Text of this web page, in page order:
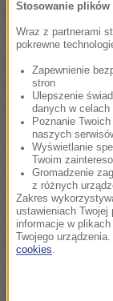
mózgu, efekty
dla gracza
natychmiast i
finansowe.
Mieliśmy
mózgu
ruchu, ale nie
autorka pracy,
Florida.
Stosowanie
Wraz z partnerami
pokrewne
Zapewnienie
stron
Ulepszenie
danych w
Poznanie
naszych
Wyświetlanie
Twoim
Gromadzenie
z różnych
Zakres
ustawieniach Twojej
informacje w
Twojego
cookies.